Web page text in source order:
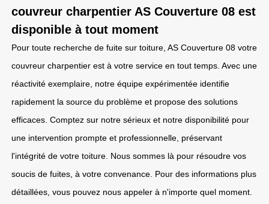
couvreur charpentier AS Couverture 08 est
disponible à tout moment
Pour toute recherche de fuite sur toiture, AS Couverture 08 votre
couvreur charpentier est à votre service en tout temps. Avec une
réactivité exemplaire, notre équipe expérimentée identifie
rapidement la source du problème et propose des solutions
efficaces. Comptez sur notre sérieux et notre disponibilité pour
une intervention prompte et professionnelle, préservant
l'intégrité de votre toiture. Nous sommes là pour résoudre vos
soucis de fuites, à votre convenance. Pour des informations plus
détaillées, vous pouvez nous appeler à n'importe quel moment.